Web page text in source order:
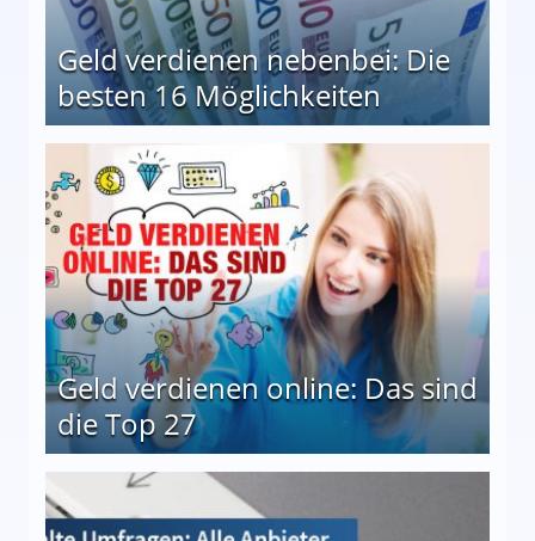
Geld verdienen nebenbei: Die
besten 16 Möglichkeiten
Geld verdienen online: Das sind
die Top 27